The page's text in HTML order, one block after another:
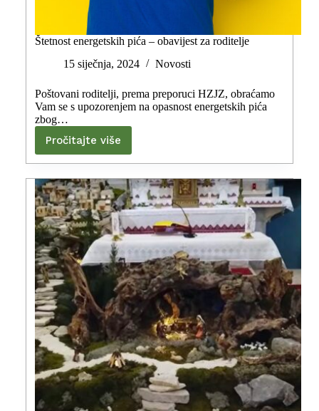
Štetnost energetskih pića – obavijest za roditelje
15 siječnja, 2024
Novosti
Poštovani roditelji, prema preporuci HZJZ, obraćamo
Vam se s upozorenjem na opasnost energetskih pića
zbog…
Pročitajte više